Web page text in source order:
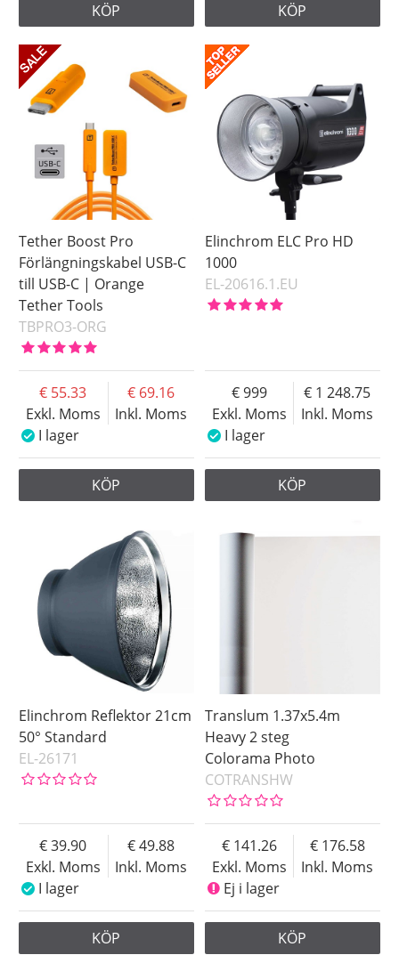
KÖP KÖP
Tether Boost Pro
Förlängningskabel USB-C
till USB-C | Orange
Tether Tools
TBPRO3-ORG
Exkl. Moms
55.33
Inkl. Moms
69.16
I lager
KÖP
Elinchrom ELC Pro HD
1000
EL-20616.1.EU
Exkl. Moms
999
Inkl. Moms
1 248.75
I lager
KÖP
Elinchrom Reflektor 21cm
50° Standard
EL-26171
Exkl. Moms
39.90
Inkl. Moms
49.88
I lager
KÖP
Translum 1.37x5.4m
Heavy 2 steg
Colorama Photo
COTRANSHW
Exkl. Moms
141.26
Inkl. Moms
176.58
Ej i lager
KÖP